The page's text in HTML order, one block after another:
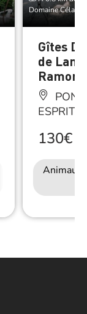
Accès Internet
Domaine Céladon
Gîtes
de
Ramona
ESPRIT
130€/
Animaux